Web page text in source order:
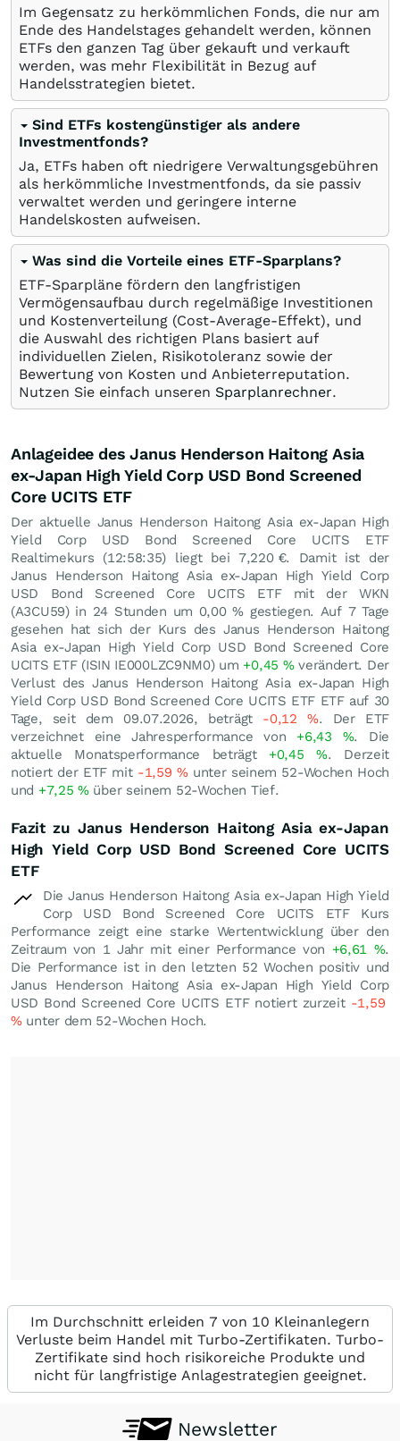
Im Gegensatz zu herkömmlichen Fonds, die nur am
Ende des Handelstages gehandelt werden, können
ETFs den ganzen Tag über gekauft und verkauft
werden, was mehr Flexibilität in Bezug auf
Handelsstrategien bietet.
Sind ETFs kostengünstiger als andere
Investmentfonds?
Ja, ETFs haben oft niedrigere Verwaltungsgebühren
als herkömmliche Investmentfonds, da sie passiv
verwaltet werden und geringere interne
Handelskosten aufweisen.
Was sind die Vorteile eines ETF-Sparplans?
ETF-Sparpläne fördern den langfristigen
Vermögensaufbau durch regelmäßige Investitionen
und Kostenverteilung (Cost-Average-Effekt), und
die Auswahl des richtigen Plans basiert auf
individuellen Zielen, Risikotoleranz sowie der
Bewertung von Kosten und Anbieterreputation.
Nutzen Sie einfach unseren Sparplanrechner.
Anlageidee des Janus Henderson Haitong Asia
ex-Japan High Yield Corp USD Bond Screened
Core UCITS ETF
Der aktuelle Janus Henderson Haitong Asia ex-Japan High
Yield Corp USD Bond Screened Core UCITS ETF
Realtimekurs (12:58:35) liegt bei 7,220 €. Damit ist der
Janus Henderson Haitong Asia ex-Japan High Yield Corp
USD Bond Screened Core UCITS ETF mit der WKN
(A3CU59) in 24 Stunden um 0,00% gestiegen. Auf 7 Tage
gesehen hat sich der Kurs des Janus Henderson Haitong
Asia ex-Japan High Yield Corp USD Bond Screened Core
UCITS ETF (ISIN IE000LZC9NM0) um +0,45 %verändert. Der
Verlust des Janus Henderson Haitong Asia ex-Japan High
Yield Corp USD Bond Screened Core UCITS ETF ETF auf 30
Tage, seit dem 09.07.2026, beträgt -0,12 %. Der ETF
verzeichnet eine Jahresperformance von +6,43 %. Die
aktuelle Monatsperformance beträgt +0,45%. Derzeit
notiert der ETF mit -1,59 %unter seinem 52-Wochen Hoch
und +7,25%über seinem 52-Wochen Tief.
Fazit zu Janus Henderson Haitong Asia ex-Japan
High Yield Corp USD Bond Screened Core UCITS
ETF
Die Janus Henderson Haitong Asia ex-Japan High Yield
Corp USD Bond Screened Core UCITS ETF Kurs
Performance zeigt eine starke Wertentwicklung über den
Zeitraum von 1 Jahr mit einer Performance von +6,61 %.
Die Performance ist in den letzten 52 Wochen positiv und
Janus Henderson Haitong Asia ex-Japan High Yield Corp
USD Bond Screened Core UCITS ETF notiert zurzeit -1,59
%unter dem 52-Wochen Hoch.
Im Durchschnitt erleiden 7 von 10 Kleinanlegern
Verluste beim Handel mit Turbo-Zertifikaten. Turbo-
Zertifikate sind hoch risikoreiche Produkte und
nicht für langfristige Anlagestrategien geeignet.
Newsletter